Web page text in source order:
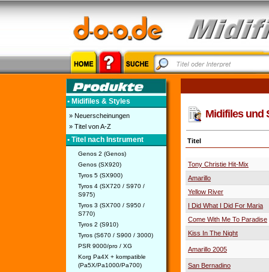
• Midifiles & Styles
» Neuerscheinungen
» Titel von A-Z
• Titel nach Instrument
Genos 2 (Genos)
Genos (SX920)
Tyros 5 (SX900)
Tyros 4 (SX720 / S970 /
S975)
Tyros 3 (SX700 / S950 /
S770)
Tyros 2 (S910)
Tyros (S670 / S900 / 3000)
PSR 9000/pro / XG
Korg Pa4X + kompatible
(Pa5X/Pa1000/Pa700)
Midifiles und
Titel
Tony Christie Hit-Mix
Amarillo
Yellow River
I Did What I Did For Maria
Come With Me To Paradise
Kiss In The Night
Amarillo 2005
San Bernadino